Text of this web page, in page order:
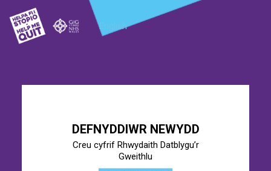
English
DEFNYDDIWR NEWYDD
Creu cyfrif Rhwydaith Datblygu’r
Gweithlu